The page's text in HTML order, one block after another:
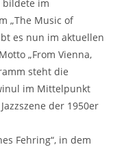
bildete im
„The Music of
es nun im aktuellen
„From Vienna,
steht die
im Mittelpunkt
der 1950er
Fehring“, in dem